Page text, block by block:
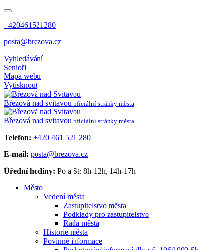
+420461521280
posta@brezova.cz
Vyhledávání
Senioři
Mapa webu
Vytisknout
Březová nad svitavou oficiální stránky města
Březová nad svitavou oficiální stránky města
Telefon: +420 461 521 280
E-mail: posta@brezova.cz
Úřední hodiny: Po a St: 8h-12h, 14h-17h
Město
Vedení města
Zastupitelstvo města
Podklady pro zastupitelstvo
Rada města
Historie města
Povinné informace